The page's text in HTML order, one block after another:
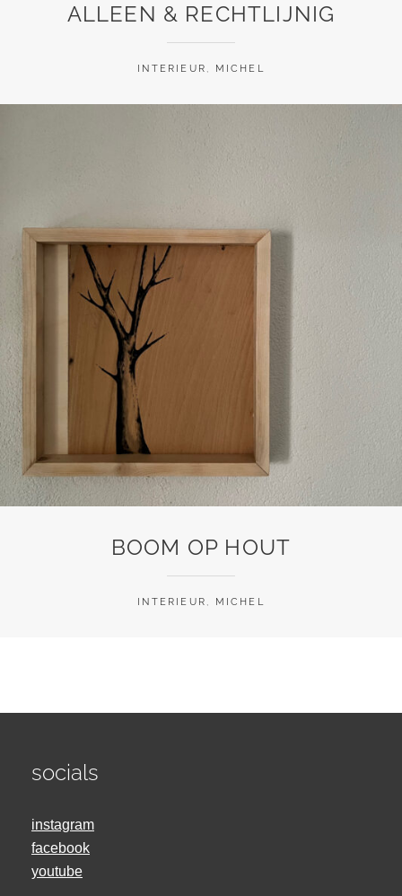
ALLEEN & RECHTLIJNIG
INTERIEUR , MICHEL
BOOM OP HOUT
INTERIEUR , MICHEL
socials
instagram
facebook
youtube